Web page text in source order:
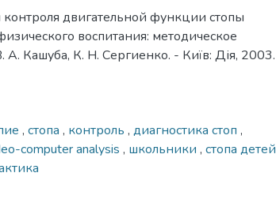
двигательной функции стопы
воспитания: методическое
А. Кашуба, К. Н. Сергиенко. - Київ: Дія, 2003.
, стопа , контроль , диагностика стоп ,
computer analysis , школьники , стопа детей